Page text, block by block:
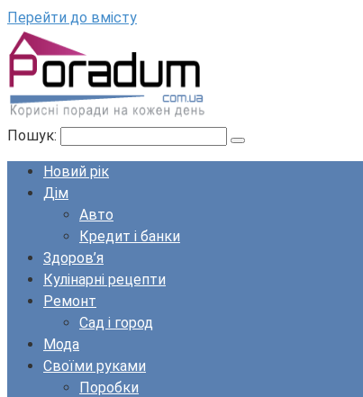
Перейти до вмісту
Пошук:
Новий рік
Дім
Авто
Кредит і банки
Здоров’я
Кулінарні рецепти
Ремонт
Сад і город
Мода
Своїми руками
Поробки